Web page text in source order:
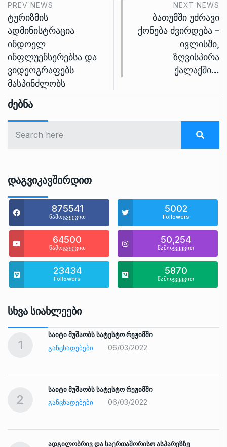
PREV NEWS
ტურიზმის
ადმინისტრაცია
ინდოელ
ინფლუენსერებსა და
ვიდეოგრაფებს
მასპინძლობს
NEXT NEWS
ბათუმში უძრავი
ქონება ძვირდება –
ივლისში,
ზღვისპირა
ქალაქში…
Ძებნა
Დაგვიკავშირდით
875541
წამოგვყევით
5002
Followers
64500
წამოგვყევით
50,254
წამოგვყევით
23434
Followers
5870
წამოგვყევით
Სხვა Სიახლეები
1
საიტი მუშაობს სატესტო რეჟიმში
ᲒᲐᲜᲪᲮᲐᲓᲔᲑᲔᲑᲘ
06/03/2022
2
საიტი მუშაობს სატესტო რეჟიმში
ᲒᲐᲜᲪᲮᲐᲓᲔᲑᲔᲑᲘ
06/03/2022
ადგილობრივ და საერთაშორისო ასპარეზზე